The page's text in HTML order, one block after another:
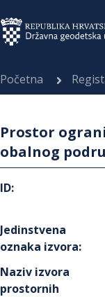
Početna
Prostor
obalnog
ID:
Jedinstvena
oznaka izvora:
Naziv izvora
prostornih